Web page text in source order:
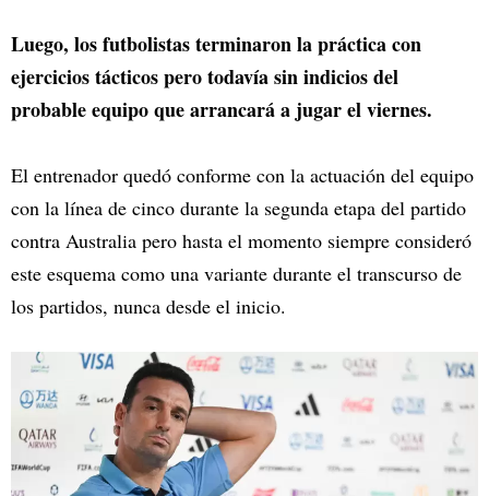
Luego, los futbolistas terminaron la práctica con
ejercicios tácticos pero todavía sin indicios del
probable equipo que arrancará a jugar el viernes.
El entrenador quedó conforme con la actuación del equipo
con la línea de cinco durante la segunda etapa del partido
contra Australia pero hasta el momento siempre consideró
este esquema como una variante durante el transcurso de
los partidos, nunca desde el inicio.